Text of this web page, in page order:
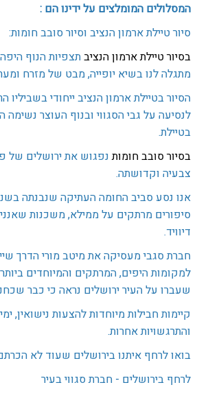
המסלולים המומלצים על ידינו הם :
סיור טיילת ארמון הנציב וסיור סובב חומות:
בסיור טיילת ארמון הנציבתצפיות הנוף
מתגלה לנו בשיא יופייה, מבט של מזרח
הסיור בטיילת ארמון הנציב ייחודי בשביליו
לנסיעה על גבי הסגווי ובנוף העוצר
בטיילת.
בסיור סובב חומותנפגוש את ירושלים של
צבעיה וקדושתה.
סיפורים מרתקים על ממילא, משכנות
דיוויד.
חברת סגבי מעסיקה את מיטב מורי הדרך
למקומות היפים, המרתקים והמיוחדים
שעברו על העיר ירושלים נראה כי כבר
קיימות חבילות מיוחדות להצעות נישואין,
והתרגשויות אחרות.
בואו לרחף איתנו בירושלים שעוד לא
לרחף בירושלים - חברת סגווי בעיר